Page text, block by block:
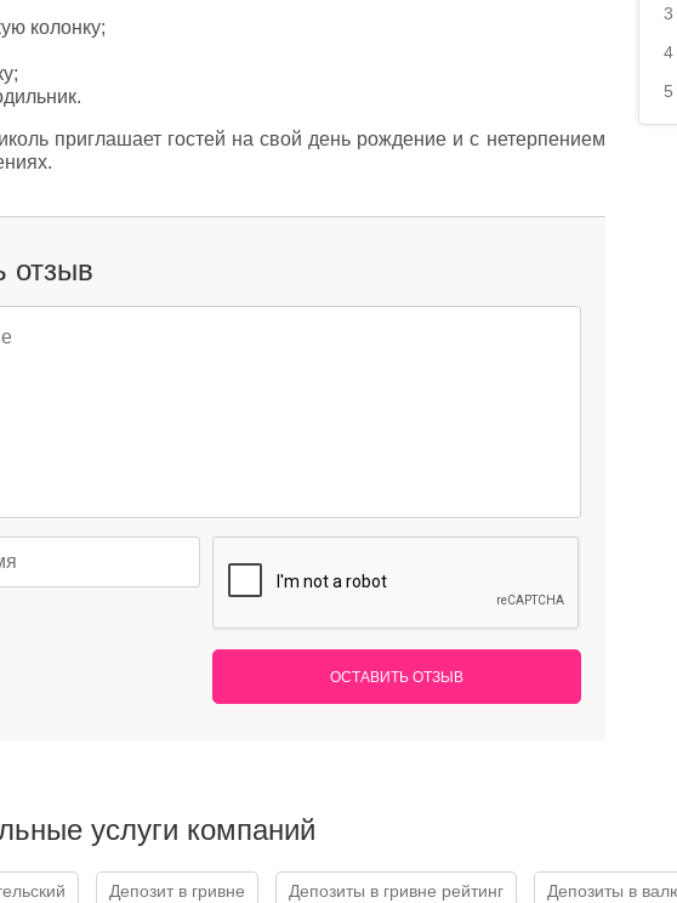
колонку;
приглашает гостей на свой день рождение и с нетерпением
отзыв
ОСТАВИТЬ ОТЗЫВ
3
4
5
услуги компаний
Депозит в гривне Депозиты в гривне рейтинг Депозиты в